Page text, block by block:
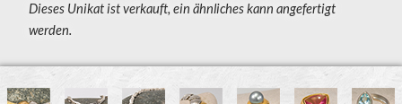
Dieses Unikat ist verkauft, ein ähnliches kann angefertigt
werden.